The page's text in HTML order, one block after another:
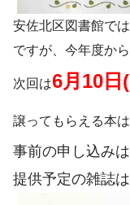
安佐北区図書館で
ですが、今年度か
次回は6月10日
譲ってもらえる本は
事前の申し込み
提供予定の雑誌